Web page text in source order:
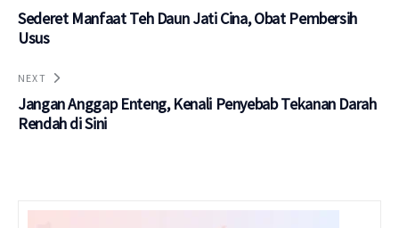
Sederet Manfaat Teh Daun Jati Cina, Obat Pembersih
Usus
NEXT
Jangan Anggap Enteng, Kenali Penyebab Tekanan Darah
Rendah di Sini